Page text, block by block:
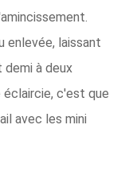
enlevée, laissant
demi à deux
c'est que
avec les mini